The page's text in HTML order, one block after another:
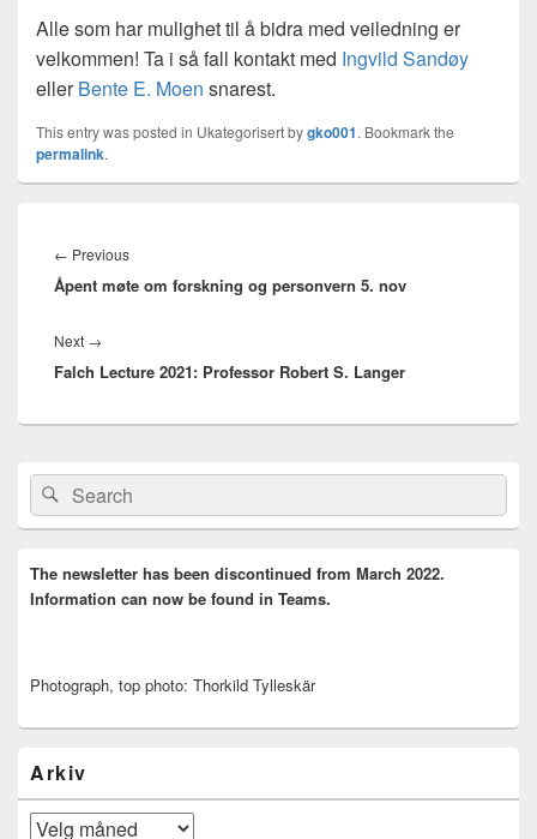
Alle som har mulighet til å bidra med veiledning er
velkommen! Ta i så fall kontakt med Ingvild Sandøy
ellerBente E. Moen snarest.
This entry was posted in Ukategorisert bygko001. Bookmark the
permalink.
← PreviousPrevious
post:
Åpent møte om forskning og personvern 5. nov
Next →
post:
Falch Lecture 2021: Professor Robert S. Langer
Primary
Sidebar
Widget
Area
Search
for:
Search
The newsletter has been discontinued from March 2022.
Information can now be found in Teams.
Photograph, top photo: Thorkild Tylleskär
Arkiv
Arkiv